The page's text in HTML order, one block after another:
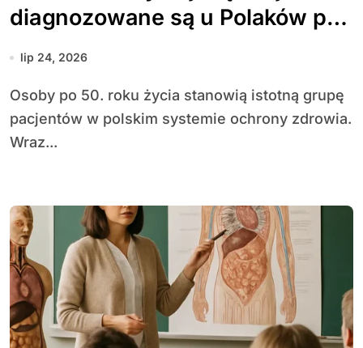
diagnozowane są u Polaków po
50. roku życia
lip 24, 2026
Osoby po 50. roku życia stanowią istotną grupę
pacjentów w polskim systemie ochrony zdrowia.
Wraz...